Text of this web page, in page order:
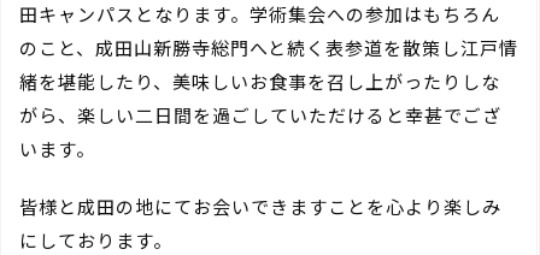
田キャンパスとなります。学術集会への参加はもちろん
のこと、成田山新勝寺総門へと続く表参道を散策し江戸情
緒を堪能したり、美味しいお食事を召し上がったりしな
がら、楽しい二日間を過ごしていただけると幸甚でござ
います。
皆様と成田の地にてお会いできますことを心より楽しみ
にしております。